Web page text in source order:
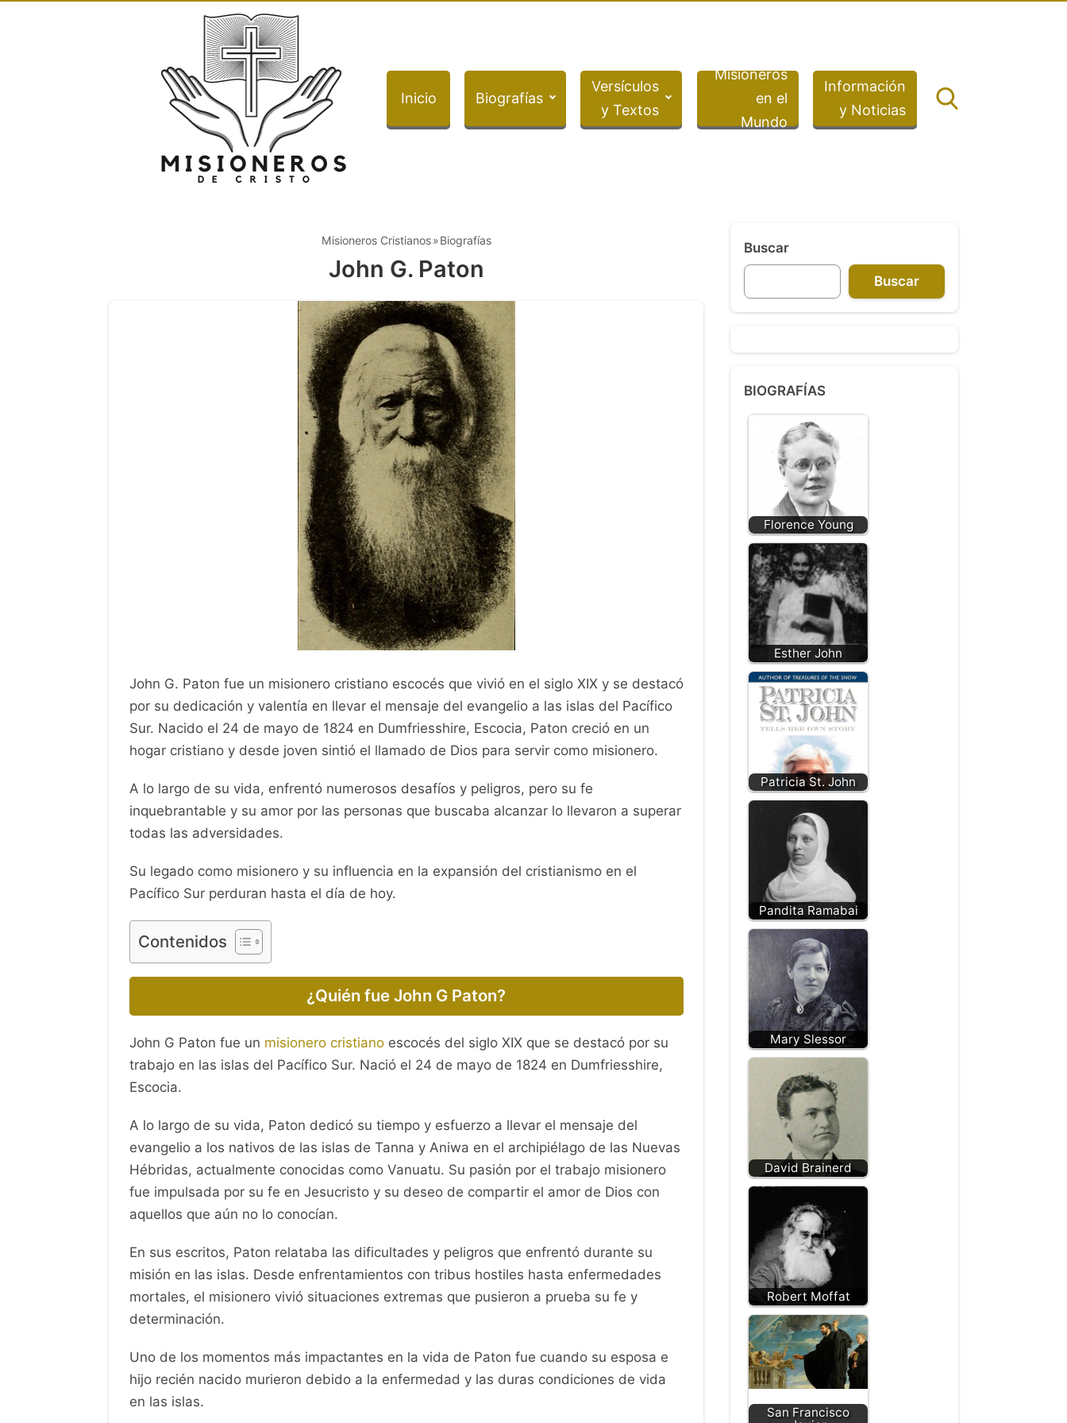
Inicio Biografías
Versículos
y Textos
Misioneros
en el
Mundo
Información
y Noticias
Misioneros Cristianos Biografías
John G. Paton
John G. Paton fue un misionero cristiano escocés que vivió en el siglo XIX y se destacó
por su dedicación y valentía en llevar el mensaje del evangelio a las islas del Pacífico
Sur. Nacido el 24 de mayo de 1824 en Dumfriesshire, Escocia, Paton creció en un
hogar cristiano y desde joven sintió el llamado de Dios para servir como misionero.
inquebrantable y su amor por las personas que buscaba alcanzar lo llevaron a superar
todas las adversidades.
Pacífico Sur perduran hasta el día de hoy.
Contenidos
John G Paton fue unmisionero cristianoescocés del siglo XIX que se destacó por su
trabajo en las islas del Pacífico Sur. Nació el 24 de mayo de 1824 en Dumfriesshire,
Escocia.
A lo largo de su vida, Paton dedicó su tiempo y esfuerzo a llevar el mensaje del
evangelio a los nativos de las islas de Tanna y Aniwa en el archipiélago de las Nuevas
Hébridas, actualmente conocidas como Vanuatu. Su pasión por el trabajo misionero
Buscar
BIOGRAFÍAS
Florence Young
Esther John
Patricia St. John
Pandita Ramabai
Mary Slessor
David Brainerd